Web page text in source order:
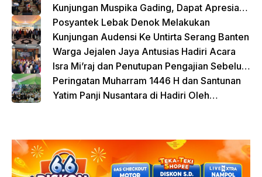
Kunjungan Muspika Gading, Dapat Apresiasi
atas Kontribusi Sosial dan Keagamaan
Posyantek Lebak Denok Melakukan
Kunjungan Audensi Ke Untirta Serang Banten
Warga Jejalen Jaya Antusias Hadiri Acara
Isra Mi’raj dan Penutupan Pengajian Sebelum
Ramadhan
Peringatan Muharram 1446 H dan Santunan
Yatim Panji Nusantara di Hadiri Oleh